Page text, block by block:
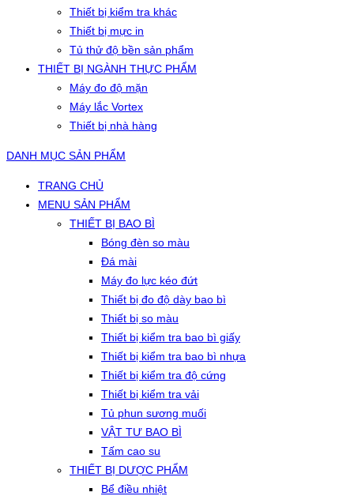
Thiết bị kiểm tra khác
Thiết bị mực in
Tủ thử độ bền sản phẩm
THIẾT BỊ NGÀNH THỰC PHẨM
Máy đo độ mặn
Máy lắc Vortex
Thiết bị nhà hàng
DANH MỤC SẢN PHẨM
TRANG CHỦ
MENU SẢN PHẨM
THIẾT BỊ BAO BÌ
Bóng đèn so màu
Đá mài
Máy đo lực kéo đứt
Thiết bị đo độ dày bao bì
Thiết bị so màu
Thiết bị kiểm tra bao bì giấy
Thiết bị kiểm tra bao bì nhựa
Thiết bị kiểm tra độ cứng
Thiết bị kiểm tra vải
Tủ phun sương muối
VẬT TƯ BAO BÌ
Tấm cao su
THIẾT BỊ DƯỢC PHẨM
Bể điều nhiệt